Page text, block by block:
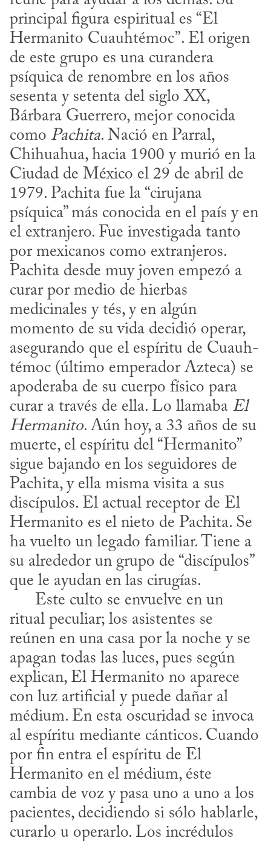
principal figura espiritual es “El
Hermanito Cuauhtémoc”. El origen
de este grupo es una curandera
psíquica de renombre en los años
sesenta y setenta del siglo XX,
Bárbara Guerrero, mejor conocida
como Pachita. Nació en Parral,
Chihuahua, hacia 1900 y murió en la
Ciudad de México el 29 de abril de
1979. Pachita fue la “cirujana
psíquica” más conocida en el país y en
el extranjero. Fue investigada tanto
por mexicanos como extranjeros.
Pachita desde muy joven empezó a
curar por medio de hierbas
medicinales y tés, y en algún
momento de su vida decidió operar,
asegurando que el espíritu de Cuauh­
témoc (último emperador Azteca) se
apoderaba de su cuerpo físico para
curar a través de ella. Lo llamaba El
Hermanito. Aún hoy, a 33 años de su
muerte, el espíritu del “Hermanito”
sigue bajando en los seguidores de
Pachita, y ella misma visita a sus
discípulos. El actual receptor de El
Hermanito es el nieto de Pachita. Se
ha vuelto un legado familiar. Tiene a
su alrededor un grupo de “discípulos”
que le ayudan en las cirugías.
ritual peculiar; los asistentes se
reúnen en una casa por la noche y se
apagan todas las luces, pues según
explican, El Hermanito no aparece
con luz artificial y puede dañar al
médium. En esta oscuridad se invoca
al espíritu mediante cánticos. Cuando
por fin entra el espíritu de El
Hermanito en el médium, éste
cambia de voz y pasa uno a uno a los
pacientes, decidiendo si sólo hablarle,
curarlo u operarlo. Los incrédulos